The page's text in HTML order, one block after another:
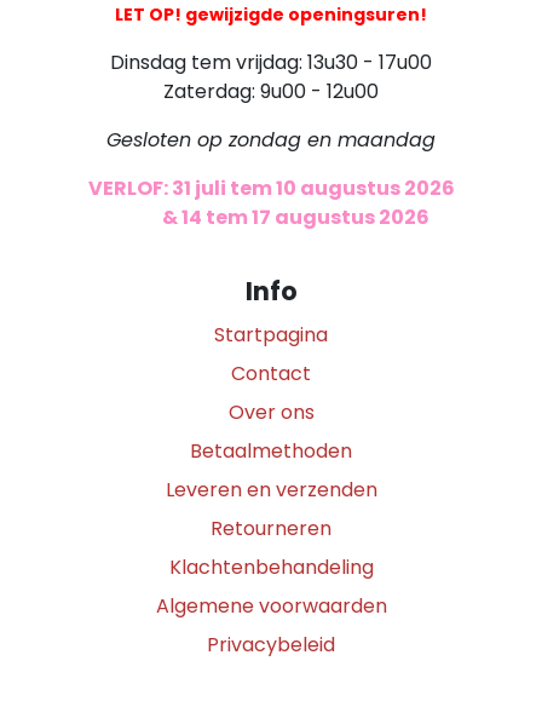
LET OP! gewijzigde openingsuren!
Dinsdag tem vrijdag: 13u30 - 17u00
Zaterdag: 9u00 - 12u00
Gesloten op zondag en maandag
VERLOF: 31 juli tem 10 augustus 2026
& 14 tem 17 augustus 2026
Info
Startpagina
Contact
Over ons
Betaalmethoden
Leveren en verzenden
Retourneren
Klachtenbehandeling
Algemene voorwaarden
Privacybeleid